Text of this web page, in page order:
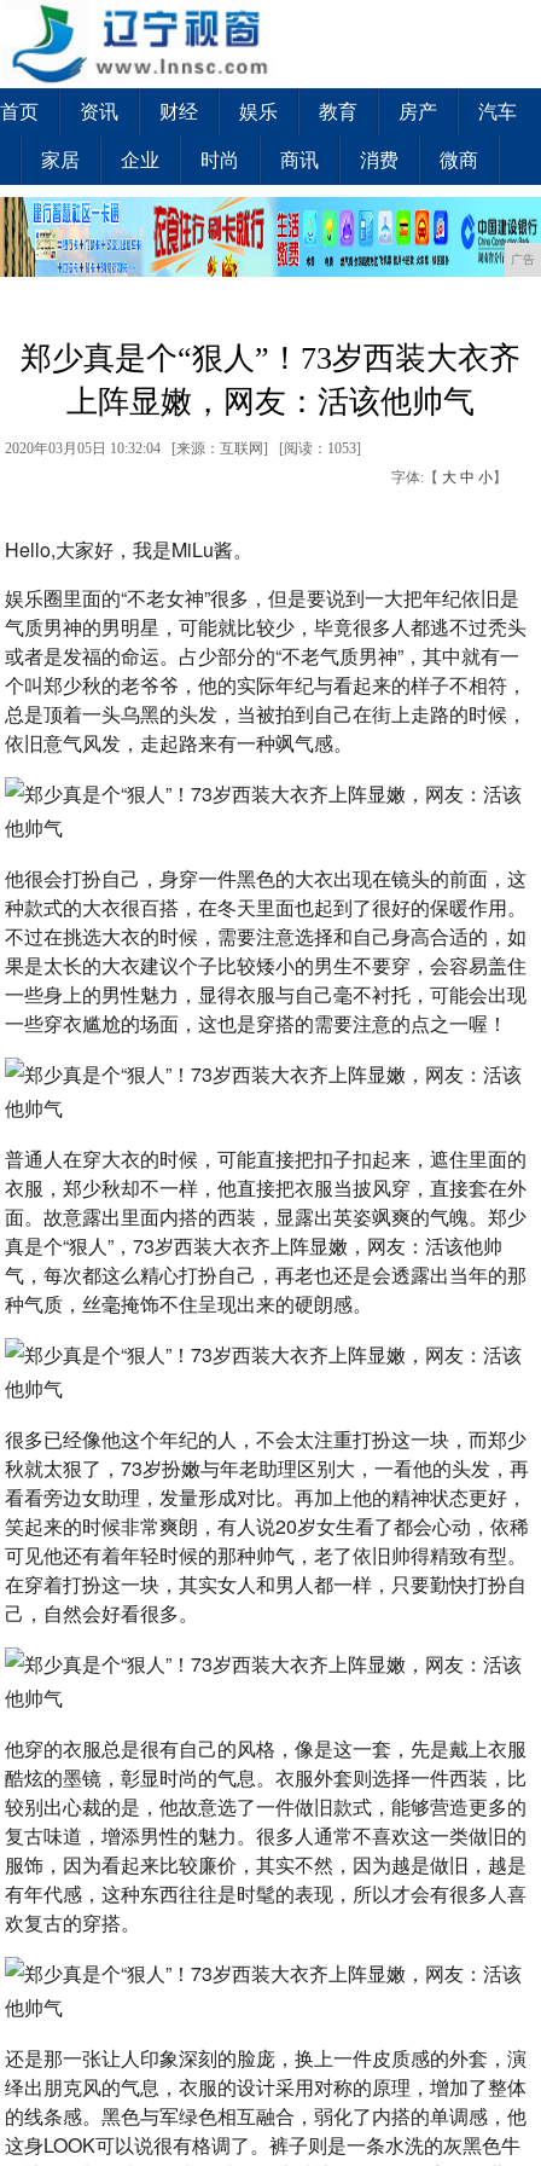
首页 资讯 财经 娱乐 教育 房产 汽车
家居 企业 时尚 商讯 消费 微商
广告
郑少真是个“狠人”！73岁西装大衣齐
上阵显嫩，网友：活该他帅气
2020年03月05日 10:32:04 [来源：互联网] [阅读：1053]
字体:【 大 中 小】
Hello,大家好，我是MiLu酱。
娱乐圈里面的“不老女神”很多，但是要说到一大把年纪依旧是
气质男神的男明星，可能就比较少，毕竟很多人都逃不过秃头
或者是发福的命运。占少部分的“不老气质男神”，其中就有一
个叫郑少秋的老爷爷，他的实际年纪与看起来的样子不相符，
总是顶着一头乌黑的头发，当被拍到自己在街上走路的时候，
依旧意气风发，走起路来有一种飒气感。
他很会打扮自己，身穿一件黑色的大衣出现在镜头的前面，这
种款式的大衣很百搭，在冬天里面也起到了很好的保暖作用。
不过在挑选大衣的时候，需要注意选择和自己身高合适的，如
果是太长的大衣建议个子比较矮小的男生不要穿，会容易盖住
一些身上的男性魅力，显得衣服与自己毫不衬托，可能会出现
一些穿衣尴尬的场面，这也是穿搭的需要注意的点之一喔！
普通人在穿大衣的时候，可能直接把扣子扣起来，遮住里面的
衣服，郑少秋却不一样，他直接把衣服当披风穿，直接套在外
面。故意露出里面内搭的西装，显露出英姿飒爽的气魄。郑少
真是个“狠人”，73岁西装大衣齐上阵显嫩，网友：活该他帅
气，每次都这么精心打扮自己，再老也还是会透露出当年的那
种气质，丝毫掩饰不住呈现出来的硬朗感。
很多已经像他这个年纪的人，不会太注重打扮这一块，而郑少
秋就太狠了，73岁扮嫩与年老助理区别大，一看他的头发，再
看看旁边女助理，发量形成对比。再加上他的精神状态更好，
笑起来的时候非常爽朗，有人说20岁女生看了都会心动，依稀
可见他还有着年轻时候的那种帅气，老了依旧帅得精致有型。
在穿着打扮这一块，其实女人和男人都一样，只要勤快打扮自
己，自然会好看很多。
他穿的衣服总是很有自己的风格，像是这一套，先是戴上衣服
酷炫的墨镜，彰显时尚的气息。衣服外套则选择一件西装，比
较别出心裁的是，他故意选了一件做旧款式，能够营造更多的
复古味道，增添男性的魅力。很多人通常不喜欢这一类做旧的
服饰，因为看起来比较廉价，其实不然，因为越是做旧，越是
有年代感，这种东西往往是时髦的表现，所以才会有很多人喜
欢复古的穿搭。
还是那一张让人印象深刻的脸庞，换上一件皮质感的外套，演
绎出朋克风的气息，衣服的设计采用对称的原理，增加了整体
的线条感。黑色与军绿色相互融合，弱化了内搭的单调感，他
这身LOOK可以说很有格调了。裤子则是一条水洗的灰黑色牛